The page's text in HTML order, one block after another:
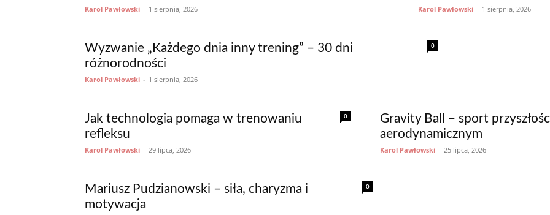
Karol Pawłowski - 1 sierpnia, 2026 Karol Pawłowski - 1 sierpnia, 2026
0
Wyzwanie „Każdego dnia inny trening” – 30 dni
różnorodności
Karol Pawłowski - 1 sierpnia, 2026
0
Jak technologia pomaga w trenowaniu
refleksu
Karol Pawłowski - 29 lipca, 2026
Gravity Ball – sport
aerodynamicznym
Karol Pawłowski - 25 lipca, 2026
0
Mariusz Pudzianowski – siła, charyzma i
motywacja